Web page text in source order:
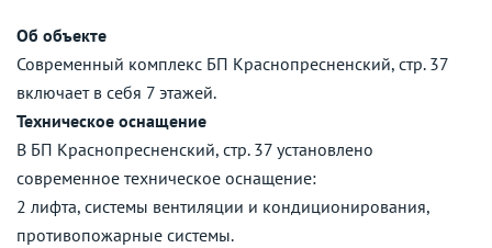
Об объекте
Современный комплекс БП Краснопресненский, стр. 37
включает в себя 7 этажей.
Техническое оснащение
В БП Краснопресненский, стр. 37 установлено
современное техническое оснащение:
2 лифта, системы вентиляции и кондиционирования,
противопожарные системы.